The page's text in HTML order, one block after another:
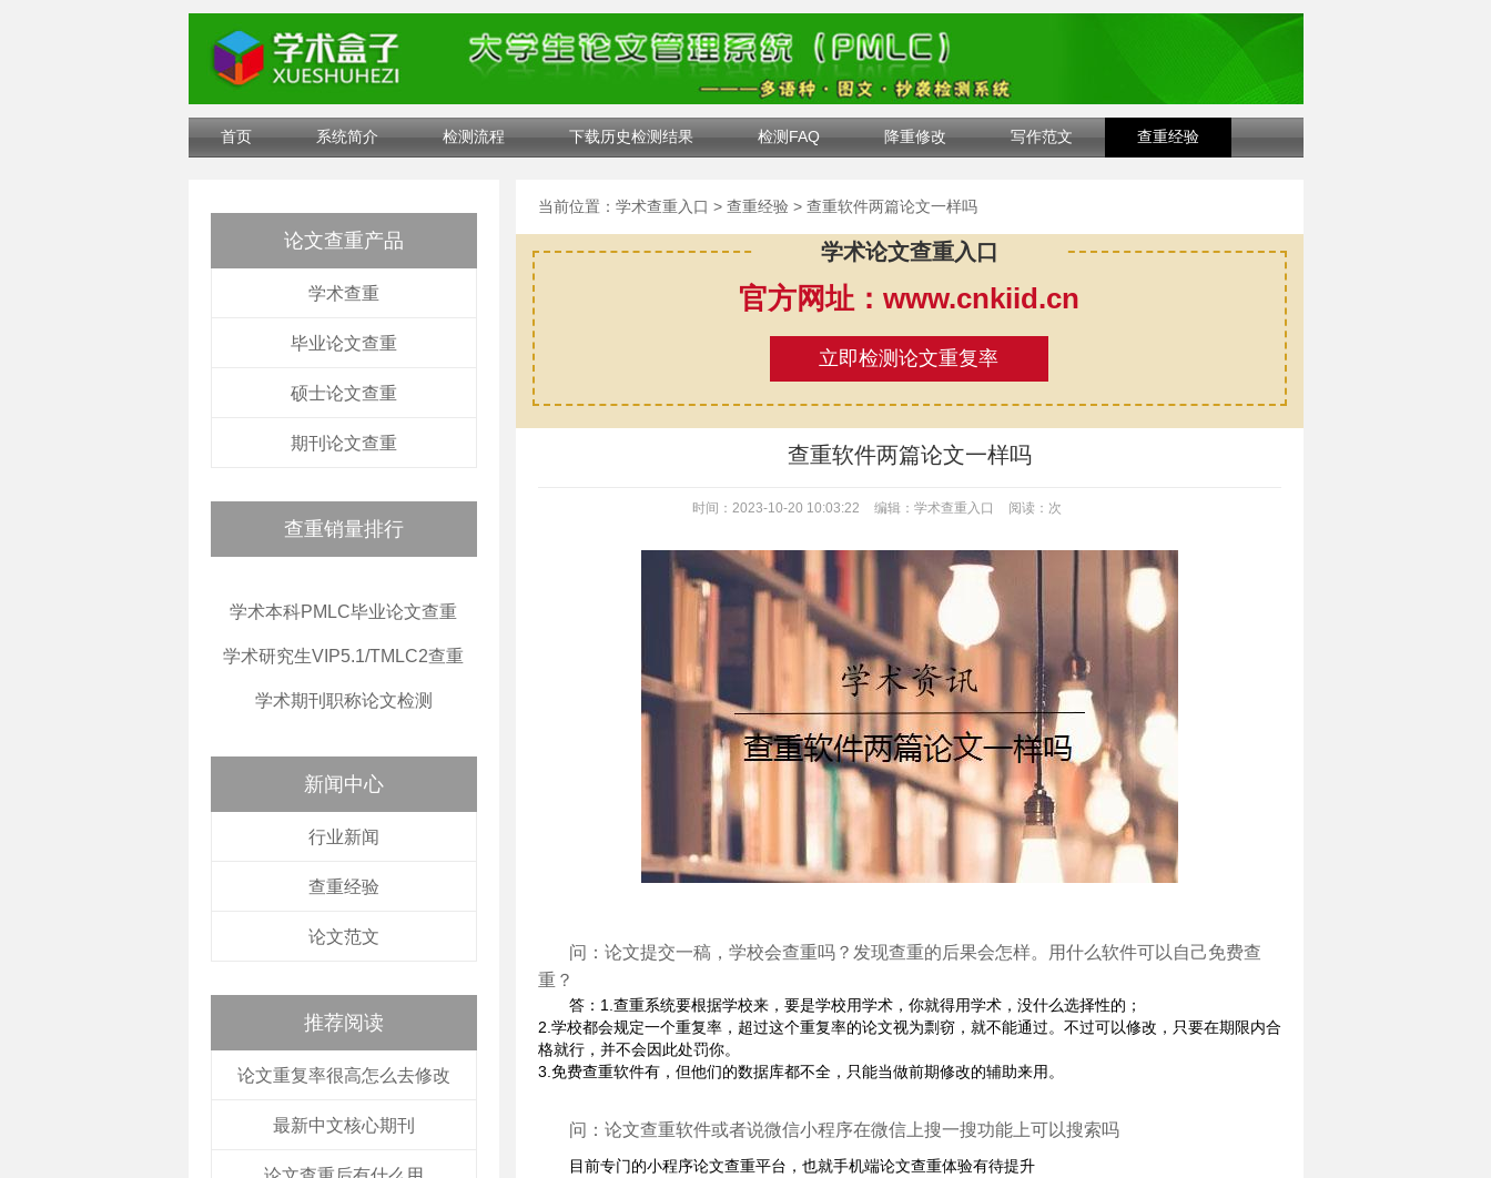
首页 系统简介 检测流程 下载历史检测结果 检测FAQ 降重修改 写作范文 查重经验
论文查重产品
学术查重
毕业论文查重
硕士论文查重
期刊论文查重
查重销量排行
学术本科PMLC毕业论文查重
学术研究生VIP5.1/TMLC2查重
学术期刊职称论文检测
新闻中心
行业新闻
查重经验
论文范文
推荐阅读
论文重复率很高怎么去修改
最新中文核心期刊
当前位置： 学术查重入口 > 查重经验> 查重软件两篇论文一样吗
学术论文查重入口
官方网址：www.cnkiid.cn
立即检测论文重复率
查重软件两篇论文一样吗
时间：2023-10-20 10:03:22 编辑：学术查重入口 阅读： 次
问：论文提交一稿，学校会查重吗？发现查重的后果会怎样。用什么软件可以自己免费查
重？
答：1.查重系统要根据学校来，要是学校用学术，你就得用学术，没什么选择性的；
2.学校都会规定一个重复率，超过这个重复率的论文视为剽窃，就不能通过。不过可以修改，只要在期限内合
格就行，并不会因此处罚你。
3.免费查重软件有，但他们的数据库都不全，只能当做前期修改的辅助来用。
问：论文查重软件或者说微信小程序在微信上搜一搜功能上可以搜索吗
目前专门的小程序论文查重平台，也就手机端论文查重体验有待提升